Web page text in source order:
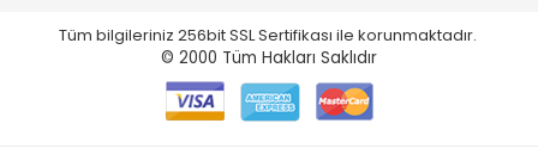
Tüm bilgileriniz 256bit SSL Sertifikası ile korunmaktadır.
© 2000 Tüm Hakları Saklıdır